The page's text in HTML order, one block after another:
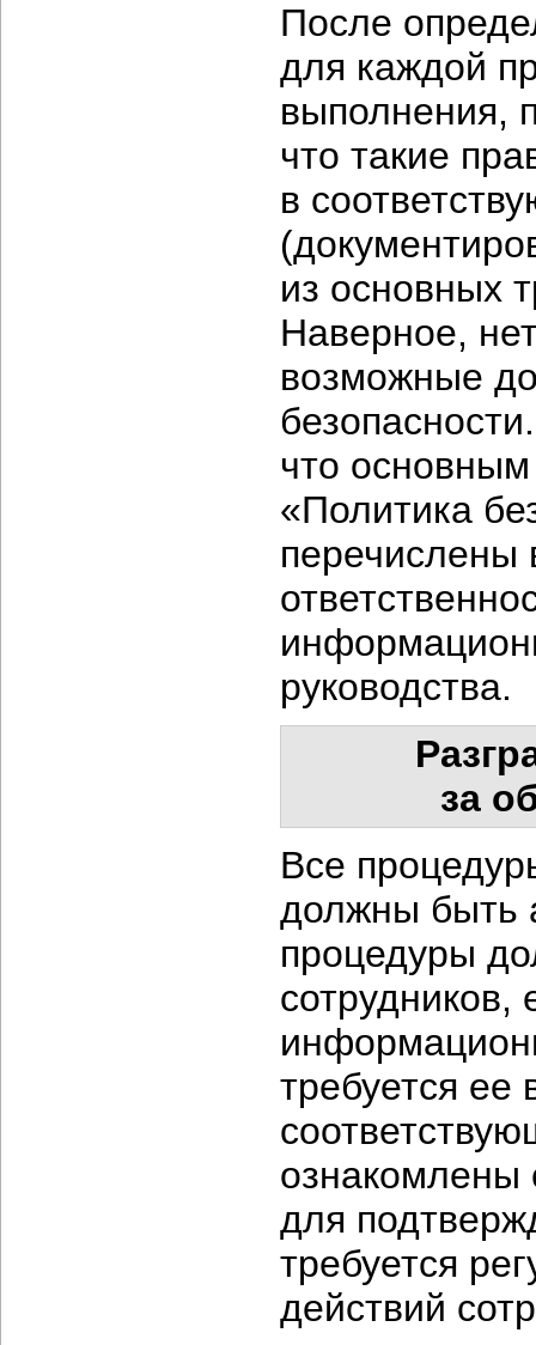
После
для каждой
выполнения,
что такие
в
из основных
Наверное,
возможные
что
«Политика
перечислены
руководства.
за
Все
должны быть
процедуры
требуется ее
ознакомлены
для
требуется
действий